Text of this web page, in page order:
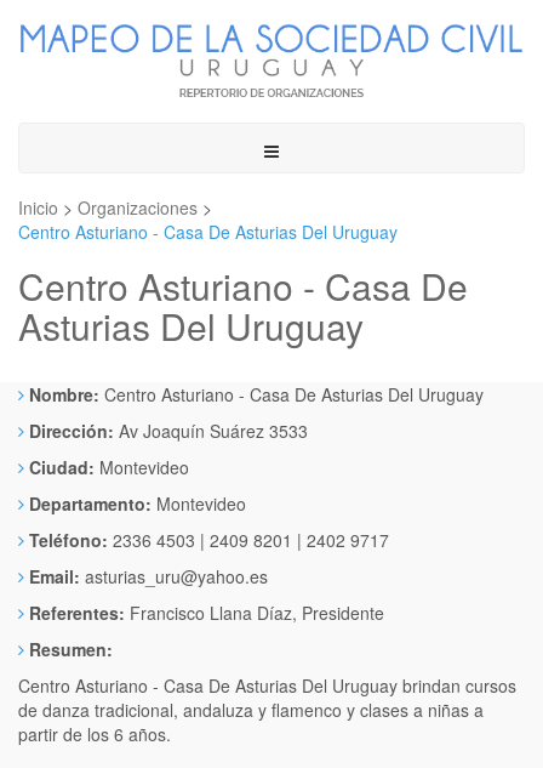
Toggle
Inicio > Organizaciones >
Centro Asturiano - Casa De Asturias Del Uruguay
Centro Asturiano - Casa De
Asturias Del Uruguay
Nombre: Centro Asturiano - Casa De Asturias Del Uruguay
Dirección: Av Joaquín Suárez 3533
Ciudad: Montevideo
Departamento: Montevideo
Teléfono: 2336 4503 | 2409 8201 | 2402 9717
Email: asturias_uru@yahoo.es
Referentes: Francisco Llana Díaz, Presidente
Resumen:
Centro Asturiano - Casa De Asturias Del Uruguay brindan cursos
de danza tradicional, andaluza y flamenco y clases a niñas a
partir de los 6 años.